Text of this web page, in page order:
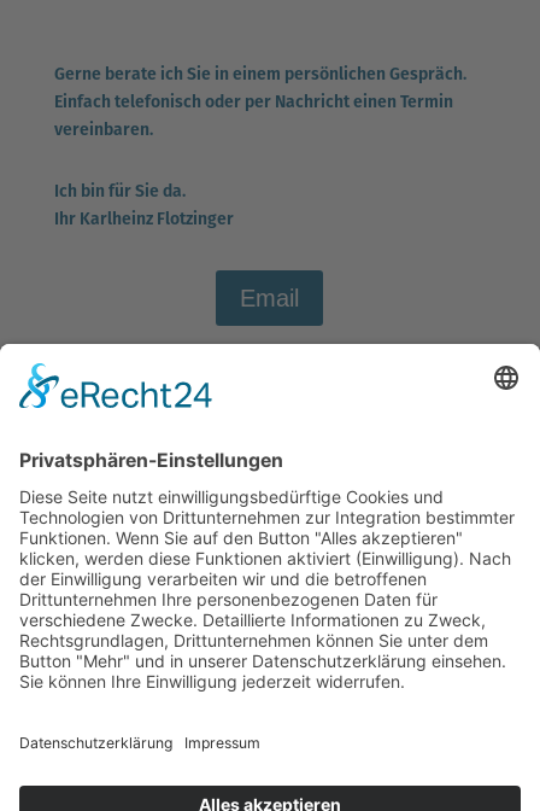
Gerne berate ich Sie in einem persönlichen Gespräch.
Einfach telefonisch oder per Nachricht einen Termin
vereinbaren.
Ich bin für Sie da.
Ihr Karlheinz Flotzinger
Email
Datenschutz
Impressum
Büro